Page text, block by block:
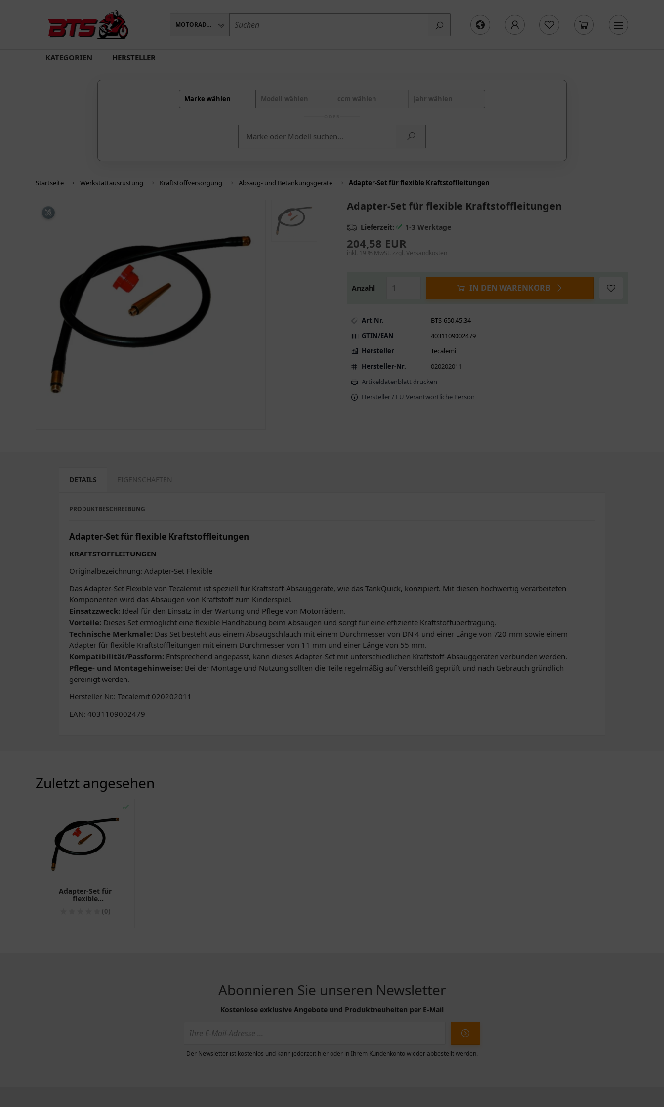
MOTORADTEILE
KATEGORIEN HERSTELLER
Marke wählen Modell wählen ccm wählen Jahr wählen
Startseite Werkstattausrüstung Kraftstoffversorgung Absaug- und Betankungsgeräte Adapter-Set für flexible Kraftstoffleitungen
Adapter-Set für flexible Kraftstoffleitungen
Lieferzeit: ✅ 1-3 Werktage
204,58 EUR
inkl. 19 % MwSt. zzgl. Versandkosten
Anzahl IN DEN WARENKORB
Art.Nr.
BTS-650.45.34
GTIN/EAN
4031109002479
Hersteller
Tecalemit
Hersteller-Nr.
020202011
Artikeldatenblatt drucken
Hersteller / EU Verantwortliche Person
DETAILS EIGENSCHAFTEN
PRODUKTBESCHREIBUNG
Adapter-Set für flexible Kraftstoffleitungen
KRAFTSTOFFLEITUNGEN
Originalbezeichnung: Adapter-Set Flexible
Das Adapter-Set Flexible von Tecalemit ist speziell für Kraftstoff-Absauggeräte, wie das TankQuick, konzipiert. Mit diesen hochwertig verarbeiteten
Komponenten wird das Absaugen von Kraftstoff zum Kinderspiel.
Einsatzzweck: Ideal für den Einsatz in der Wartung und Pflege von Motorrädern.
Vorteile: Dieses Set ermöglicht eine flexible Handhabung beim Absaugen und sorgt für eine effiziente Kraftstoffübertragung.
Technische Merkmale: Das Set besteht aus einem Absaugschlauch mit einem Durchmesser von DN 4 und einer Länge von 720 mm sowie einem
Adapter für flexible Kraftstoffleitungen mit einem Durchmesser von 11 mm und einer Länge von 55 mm.
Kompatibilität/Passform: Entsprechend angepasst, kann dieses Adapter-Set mit unterschiedlichen Kraftstoff-Absauggeräten verbunden werden.
Pflege- und Montagehinweise: Bei der Montage und Nutzung sollten die Teile regelmäßig auf Verschleiß geprüft und nach Gebrauch gründlich
gereinigt werden.
Hersteller Nr.: Tecalemit 020202011
EAN: 4031109002479
Zuletzt angesehen
✅
Adapter-Set für
flexible
Kraftstoffleitungen
(0)
Abonnieren Sie unseren Newsletter
Kostenlose exklusive Angebote und Produktneuheiten per E-Mail
Der Newsletter ist kostenlos und kann jederzeit hier oder in Ihrem Kundenkonto wieder abbestellt werden.